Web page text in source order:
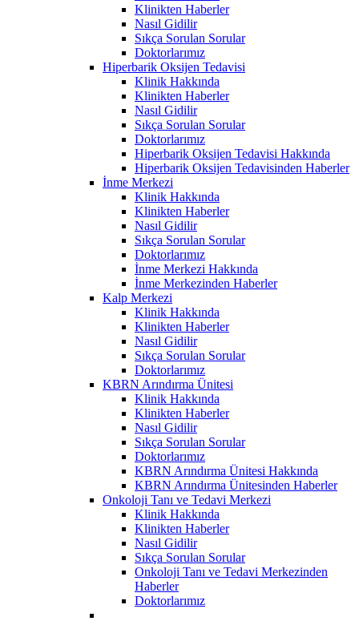
Klinikten Haberler
Nasıl Gidilir
Sıkça Sorulan Sorular
Doktorlarımız
Hiperbarik Oksijen Tedavisi
Klinik Hakkında
Klinikten Haberler
Nasıl Gidilir
Sıkça Sorulan Sorular
Doktorlarımız
Hiperbarik Oksijen Tedavisi Hakkında
Hiperbarik Oksijen Tedavisinden Haberler
İnme Merkezi
Klinik Hakkında
Klinikten Haberler
Nasıl Gidilir
Sıkça Sorulan Sorular
Doktorlarımız
İnme Merkezi Hakkında
İnme Merkezinden Haberler
Kalp Merkezi
Klinik Hakkında
Klinikten Haberler
Nasıl Gidilir
Sıkça Sorulan Sorular
Doktorlarımız
KBRN Arındırma Ünitesi
Klinik Hakkında
Klinikten Haberler
Nasıl Gidilir
Sıkça Sorulan Sorular
Doktorlarımız
KBRN Arındırma Ünitesi Hakkında
KBRN Arındırma Ünitesinden Haberler
Onkoloji Tanı ve Tedavi Merkezi
Klinik Hakkında
Klinikten Haberler
Nasıl Gidilir
Sıkça Sorulan Sorular
Onkoloji Tanı ve Tedavi Merkezinden
Haberler
Doktorlarımız